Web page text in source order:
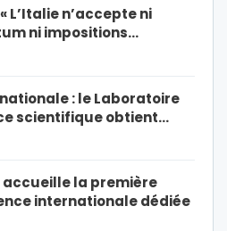
L’Italie n’accepte ni
ni impositions…
: le Laboratoire
scientifique obtient…
accueille la première
internationale dédiée